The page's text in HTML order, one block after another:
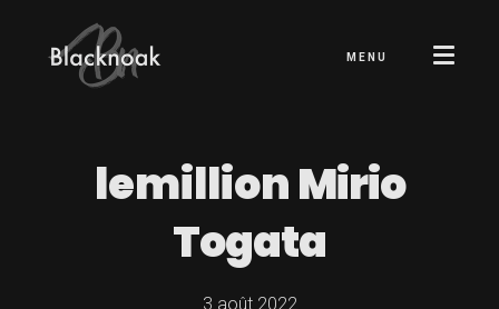
MENU
lemillionMirio
Togata
3 août 2022